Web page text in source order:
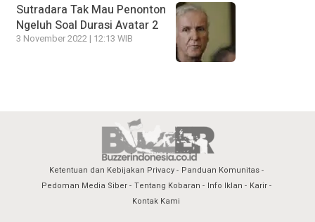
Sutradara Tak Mau Penonton
Ngeluh Soal Durasi Avatar 2
3 November 2022 | 12:13 WIB
Ketentuan dan Kebijakan Privacy
Panduan Komunitas
Pedoman Media Siber
Tentang Kobaran Info Iklan
Karir
Kontak Kami